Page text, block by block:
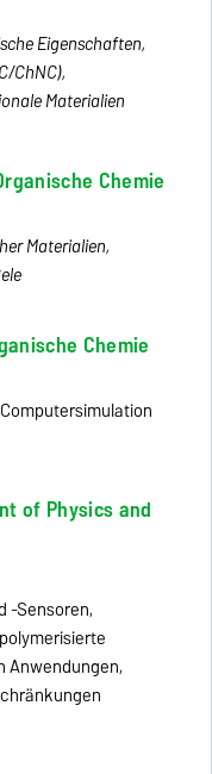
Eigenschaften,
ChNC),
Materialien
Chemie
Materialien,
Chemie
of Physics and
-Sensoren,
Anwendungen,